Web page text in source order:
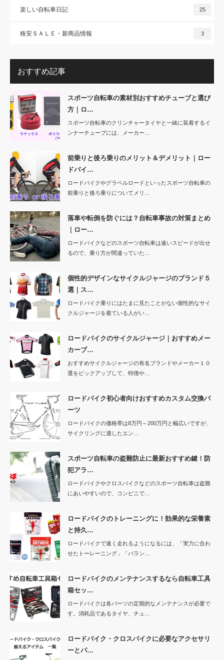
楽しい自転車日記 25
格安ＳＡＬＥ・新商品情報 3
おすすめ記事
スポーツ自転車の素材別おすすめチューブと選び
方｜ロ…
スポーツ自転車のクリンチャータイヤと一緒に装着するイ
ンナーチューブには、メーカー…
前乗りと後ろ乗りのメリット＆デメリット｜ロー
ドバイ…
ロードバイクやグラベルロードといったスポーツ自転車の
前乗りと後ろ乗りについてメリ…
落車や転倒を防ぐには？自転車事故の対策まとめ
｜ロー…
ロードバイクなどのスポーツ自転車は速いスピードが出せ
るので、乗り方が間違っていた…
個性的デザインなサイクルジャージのブランド５
選｜ス…
ロードバイク乗りにはたまに見たことがない個性的なサイ
クルジャージを着ている人がい…
ロードバイクのサイクルジャージ｜おすすめメー
カーブ…
おすすめサイクルジャージの有名ブランドやメーカー１０
選をピックアップして、特徴や…
ロードバイク初心者向けおすすめカスタム交換パ
ーツ
ロードバイクの価格帯は8万円～200万円と幅広いですが、
サイクリングに適したエン…
スポーツ自転車の盗難防止に最新おすすめ鍵！防
犯アラ…
ロードバイクやクロスバイクなどのスポーツ自転車は盗難
にあいやすいので、コンビニで…
ロードバイクのトレーニングに！効果的な栄養素
と持久…
ロードバイクで速く走れるようになるには、「実力に合わ
せたトーレーニング」「バラン…
ロードバイクのメンテナンスするなら自転車工具
箱セッ…
ロードバイクは各パーツの定期的なメンテナンスが必要で
す。消耗品であるタイヤ、チュ…
ロードバイク・クロスバイクに必要なアクセサリ
ーとパ…